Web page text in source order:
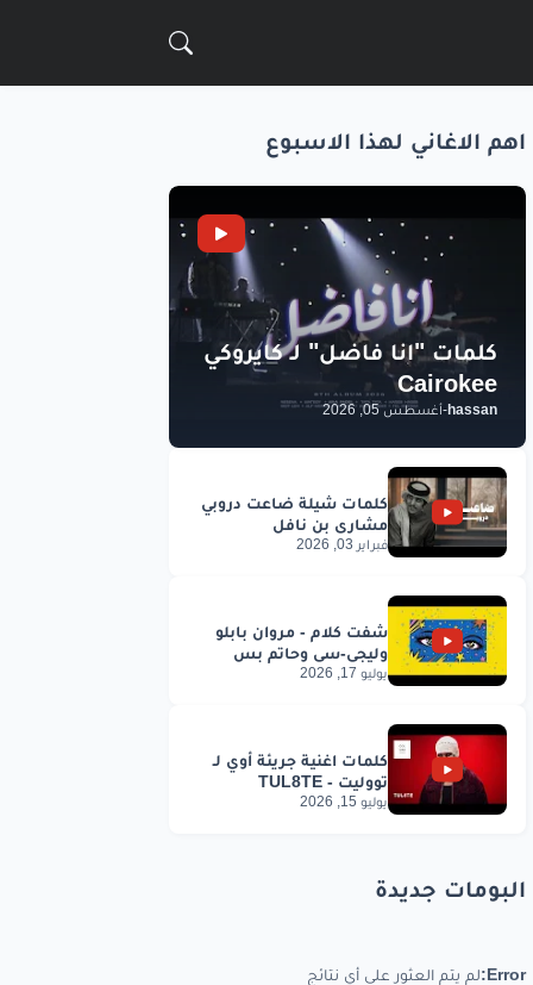
اهم الاغاني لهذا الاسبوع
hassan
-أغسطس 05, 2026
فبراير 03, 2026
يوليو 17, 2026
يوليو 15, 2026
البومات جديدة
Error: لم يتم العثور على أي نتائج